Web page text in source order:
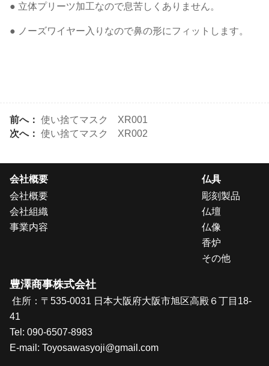
● 立体プリーツ加工なので息苦しくありません。
● ノーズワイヤー入りなので鼻の形にフィットします。
前へ： 使い捨てマスク XR001
次へ： 使い捨てマスク XR002
会社概要
会社概要
会社組織
事業内容
仏具
彫刻製品
仏壇
仏像
香炉
その他
豊澤商事株式会社
住所：〒535-0031 日本大阪府大阪市旭区高殿６丁目18-
41
Tel: 090-6507-8983
E-mail: Toyosawasyoji@gmail.com